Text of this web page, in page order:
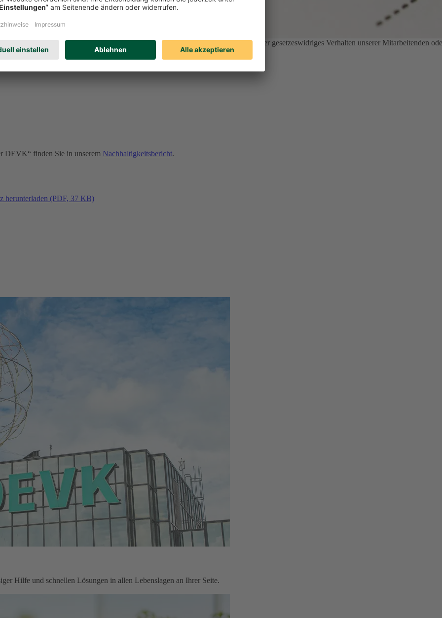
wichtige Rolle. Sollte es dennoch zu Verstößen kommen, kann unethisches oder gesetzeswidriges Verhalten unserer Mitarbeitenden
Erfahren Sie auf unserer Compliance-Seite u. a.:
DEVK“ finden Sie in unserem Nachhaltigkeitsbericht.
herunterladen (PDF, 37 KB)
Hilfe und schnellen Lösungen in allen Lebenslagen an Ihrer Seite.